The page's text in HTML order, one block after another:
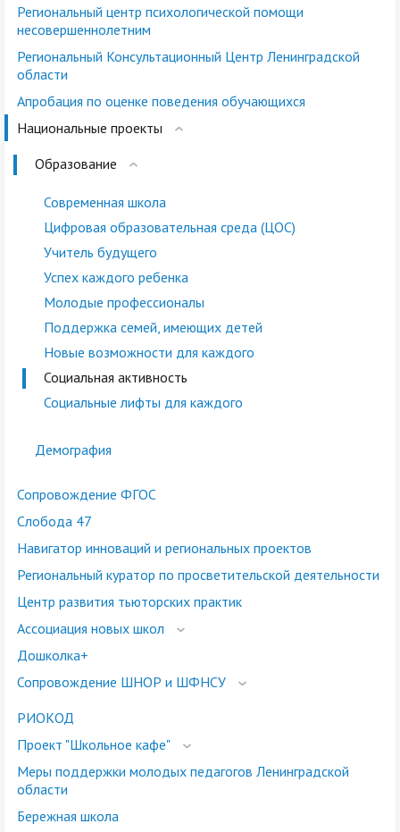
Региональный центр психологической помощи
несовершеннолетним
Региональный Консультационный Центр Ленинградской
области
Апробация по оценке поведения обучающихся
Национальные проекты
Образование
Современная школа
Цифровая образовательная среда (ЦОС)
Учитель будущего
Успех каждого ребенка
Молодые профессионалы
Поддержка семей, имеющих детей
Новые возможности для каждого
Социальная активность
Социальные лифты для каждого
Демография
Сопровождение ФГОС
Слобода 47
Навигатор инноваций и региональных проектов
Региональный куратор по просветительской деятельности
Центр развития тьюторских практик
Ассоциация новых школ
Дошколка+
Сопровождение ШНОР и ШФНСУ
РИОКОД
Проект "Школьное кафе"
Меры поддержки молодых педагогов Ленинградской
области
Бережная школа